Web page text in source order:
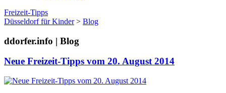
Freizeit-Tipps
Düsseldorf für Kinder> Blog
ddorfer.info | Blog
Neue Freizeit-Tipps vom 20. August 2014